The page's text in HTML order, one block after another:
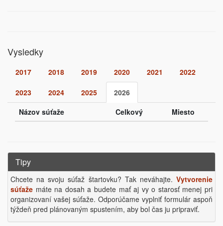
Vysledky
2017 2018 2019 2020 2021 2022
2023 2024 2025
2026
Názov súťaže
Celkový Miesto
Tipy
Chcete na svoju súťaž štartovku? Tak neváhajte. Vytvorenie
súťaže máte na dosah a budete mať aj vy o starosť menej pri
organizovaní vašej súťaže. Odporúčame vyplniť formulár aspoň
týždeň pred plánovaným spustením, aby bol čas ju pripraviť.